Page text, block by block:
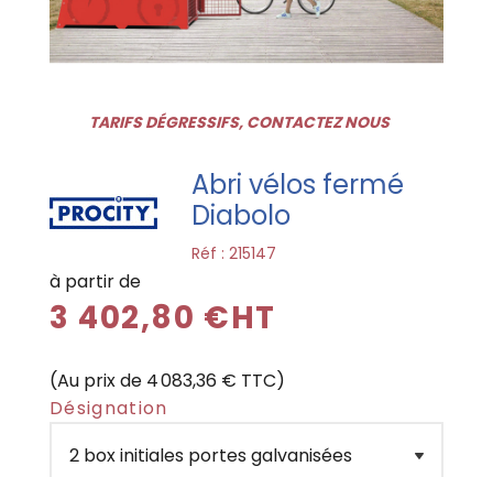
TARIFS DÉGRESSIFS, CONTACTEZ NOUS
Abri vélos fermé
Diabolo
Réf :215147
à partir de
3 402,80 €HT
(Au prix de 4 083,36 € TTC)
Désignation